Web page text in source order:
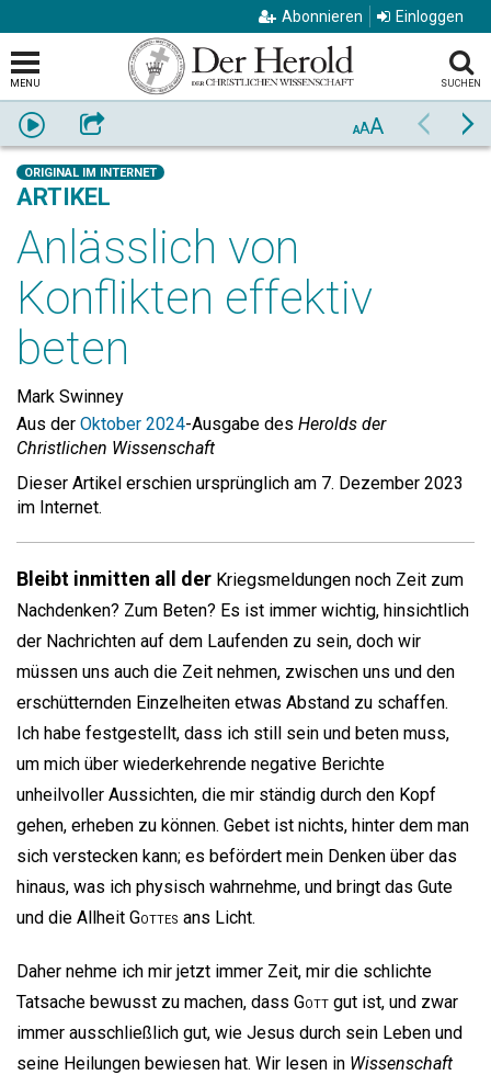
Abonnieren Einloggen
MENU SUCHEN
AnhörenWeiterempfehlen AAA Zurück
ORIGINAL IM INTERNET
ARTIKEL
Anlässlich von
Konflikten effektiv
beten
Mark Swinney
Aus der Oktober 2024-Ausgabe des Herolds der
Christlichen Wissenschaft
Dieser Artikel erschien ursprünglich am 7. Dezember 2023
im Internet.
Bleibt inmitten all der Kriegsmeldungen noch Zeit zum
Nachdenken? Zum Beten? Es ist immer wichtig, hinsichtlich
der Nachrichten auf dem Laufenden zu sein, doch wir
müssen uns auch die Zeit nehmen, zwischen uns und den
erschütternden Einzelheiten etwas Abstand zu schaffen.
Ich habe festgestellt, dass ich still sein und beten muss,
um mich über wiederkehrende negative Berichte
unheilvoller Aussichten, die mir ständig durch den Kopf
gehen, erheben zu können. Gebet ist nichts, hinter dem man
sich verstecken kann; es befördert mein Denken über das
hinaus, was ich physisch wahrnehme, und bringt das Gute
und die Allheit Gottes ans Licht.
Daher nehme ich mir jetzt immer Zeit, mir die schlichte
Tatsache bewusst zu machen, dass Gott gut ist, und zwar
immer ausschließlich gut, wie Jesus durch sein Leben und
seine Heilungen bewiesen hat. Wir lesen in Wissenschaft